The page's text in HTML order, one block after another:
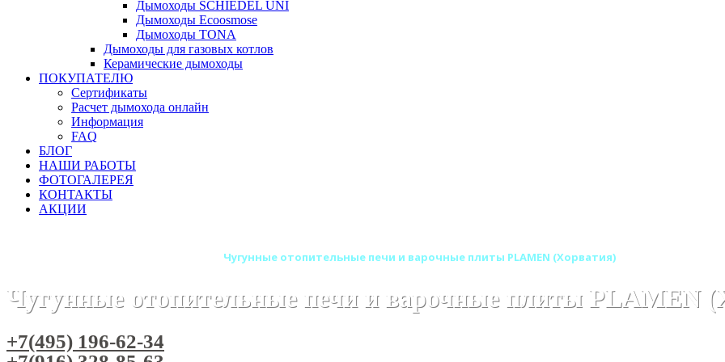
Дымоходы SCHIEDEL UNI
Дымоходы Ecoosmose
Дымоходы TONA
Дымоходы для газовых котлов
Керамические дымоходы
ПОКУПАТЕЛЮ
Сертификаты
Расчет дымохода онлайн
Информация
FAQ
БЛОГ
НАШИ РАБОТЫ
ФОТОГАЛЕРЕЯ
КОНТАКТЫ
АКЦИИ
Чугунные отопительные печи и варочные плиты PLAMEN (Хорватия)
Чугунные отопительные печи и варочные плиты PLAMEN
+7(495) 196-62-34